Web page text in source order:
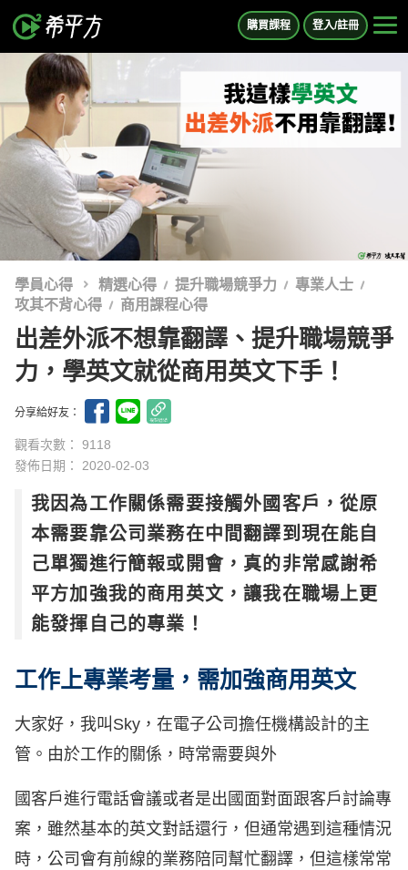
購買課程 登入/註冊
學員心得 精選心得 提升職場競爭力
專業人士
攻其不背心得
商用課程心得
出差外派不想靠翻譯、提升職場競爭
力，學英文就從商用英文下手！
分享給好友：
觀看次數： 9118
發佈日期： 2020-02-03
我因為工作關係需要接觸外國客戶，從原
本需要靠公司業務在中間翻譯到現在能自
己單獨進行簡報或開會，真的非常感謝希
平方加強我的商用英文，讓我在職場上更
能發揮自己的專業！
工作上專業考量，需加強商用英文
大家好，我叫Sky，在電子公司擔任機構設計的主
管。由於工作的關係，時常需要與外
國客戶進行電話會議或者是出國面對面跟客戶討論專
案，雖然基本的英文對話還行，但通常遇到這種情況
時，公司會有前線的業務陪同幫忙翻譯，但這樣常常